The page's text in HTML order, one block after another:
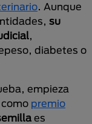
. Aunque
su
,
diabetes o
empieza
premio
es